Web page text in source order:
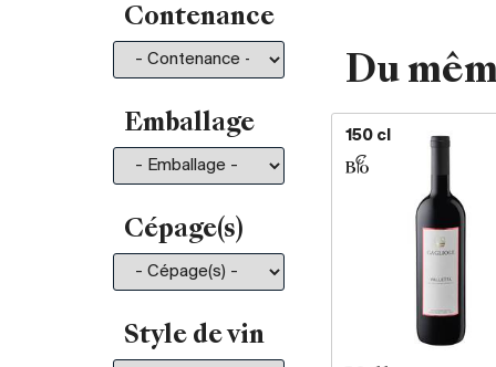
De 150.- à 200.-
Plus de 200.-
210
Contenance
Emballage
Cépage(s)
Style de vin
Du
150 cl